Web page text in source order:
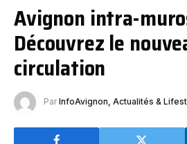
Avignon intra-
Découvrez le
circulation
Par InfoAvignon, Actualités &